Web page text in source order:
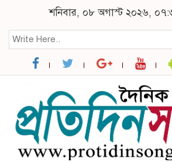
শনিবার, ০৮ অগাস্ট ২০২৬,